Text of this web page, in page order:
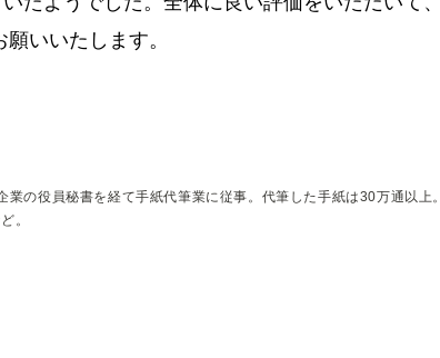
いいたします。
の役員秘書を経て手紙代筆業に従事。代筆した手紙は30万通以上。
。